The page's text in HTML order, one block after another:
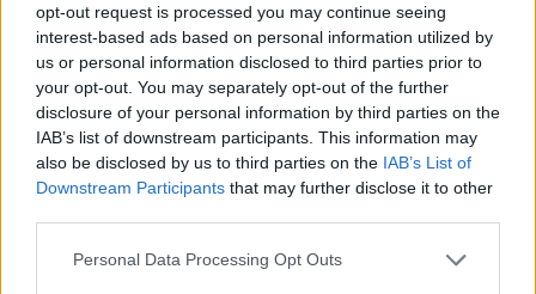
opt-out request is processed you may continue seeing
interest-based ads based on personal information utilized by
us or personal information disclosed to third parties prior to
your opt-out. You may separately opt-out of the further
disclosure of your personal information by third parties on the
IAB’s list of downstream participants. This information may
also be disclosed by us to third parties on the IAB’s List of
Downstream Participants that may further disclose it to other
Personal Data Processing Opt Outs
Πριν 6 ημέρες
Εργασίες ασφαλτόστρωσης σε τρεις οδούς του
Βαρβασίου